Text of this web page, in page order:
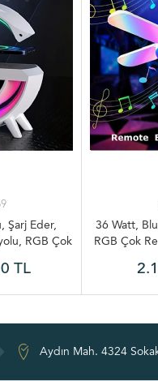
Şarj Eder,
RGB Çok
TL
36 Watt,
RGB Çok
Aydın Mah. 4324